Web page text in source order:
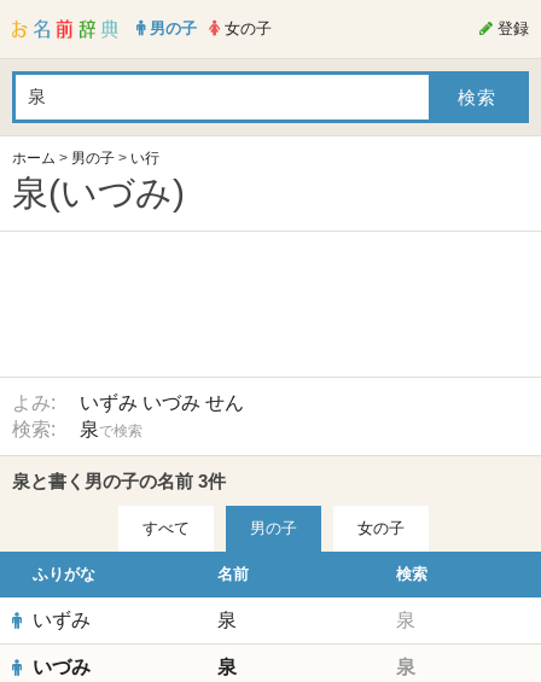
男の子 女の子 登録
ホーム > 男の子 > い行
泉(いづみ)
よみ: いずみ いづみ せん
検索:
泉 で検索
泉と書く男の子の名前 3件
すべて 男の子 女の子
ふりがな 名前 検索
いずみ 泉 泉
いづみ 泉 泉